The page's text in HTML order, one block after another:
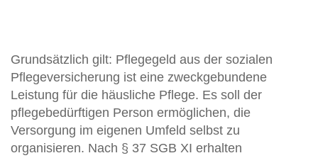
Grundsätzlich gilt: Pflegegeld aus der sozialen
Pflegeversicherung ist eine zweckgebundene
Leistung für die häusliche Pflege. Es soll der
pflegebedürftigen Person ermöglichen, die
Versorgung im eigenen Umfeld selbst zu
organisieren. Nach § 37 SGB XI erhalten